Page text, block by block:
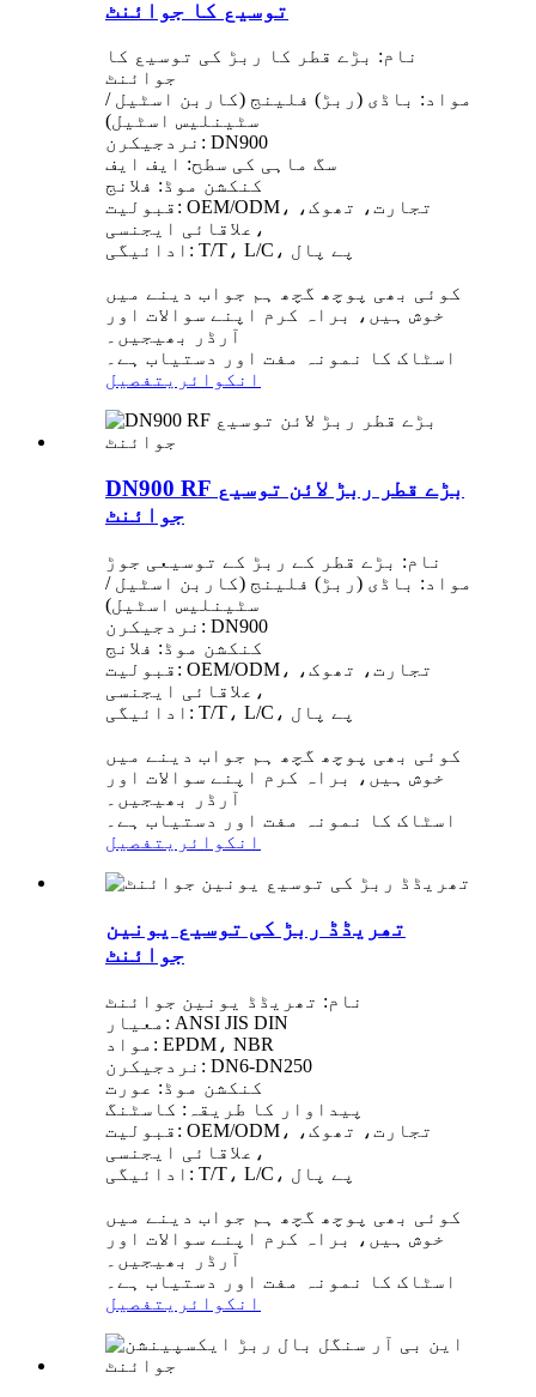
توسیع کا جوائنٹ
نام: بڑے قطر کا ربڑ کی توسیع کا
جوائنٹ
مواد: باڈی (ربڑ) فلینج (کاربن اسٹیل /
سٹینلیس اسٹیل)
نردجیکرن: DN900
سگ ماہی کی سطح: ایف ایف
کنکشن موڈ: فلانج
قبولیت: OEM/ODM، تجارت، تھوک،
علاقائی ایجنسی،
ادائیگی: T/T، L/C، پے پال
کوئی بھی پوچھ گچھ ہم جواب دینے میں
خوش ہیں، براہ کرم اپنے سوالات اور
آرڈر بھیجیں۔
اسٹاک کا نمونہ مفت اور دستیاب ہے۔
انکوائری تفصیل
DN900 RF بڑے قطر ربڑ لائن توسیع
جوائنٹ
نام: بڑے قطر کے ربڑ کے توسیعی جوڑ
مواد: باڈی (ربڑ) فلینج (کاربن اسٹیل /
سٹینلیس اسٹیل)
نردجیکرن: DN900
کنکشن موڈ: فلانج
قبولیت: OEM/ODM، تجارت، تھوک،
علاقائی ایجنسی،
ادائیگی: T/T، L/C، پے پال
کوئی بھی پوچھ گچھ ہم جواب دینے میں
خوش ہیں، براہ کرم اپنے سوالات اور
آرڈر بھیجیں۔
اسٹاک کا نمونہ مفت اور دستیاب ہے۔
انکوائری تفصیل
تھریڈڈ ربڑ کی توسیع یونین
جوائنٹ
نام: تھریڈڈ یونین جوائنٹ
معیار: ANSI JIS DIN
مواد: EPDM، NBR
نردجیکرن: DN6-DN250
کنکشن موڈ: عورت
پیداوار کا طریقہ: کاسٹنگ
قبولیت: OEM/ODM، تجارت، تھوک،
علاقائی ایجنسی،
ادائیگی: T/T، L/C، پے پال
کوئی بھی پوچھ گچھ ہم جواب دینے میں
خوش ہیں، براہ کرم اپنے سوالات اور
آرڈر بھیجیں۔
اسٹاک کا نمونہ مفت اور دستیاب ہے۔
انکوائری تفصیل